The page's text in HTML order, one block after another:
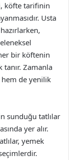
köfte tarifinin
Usta
bir köftenin
tanır. Zamanla
de yenilik
sunduğu tatlılar
yer alır.
yemek